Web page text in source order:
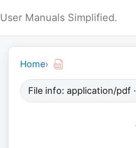
User Manuals Simplified.
Home›
File info: application/pdf